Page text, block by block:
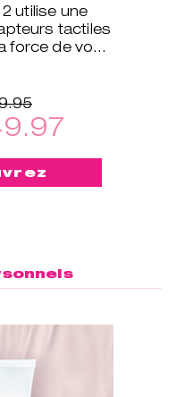
utilise une
tactiles
force de votre